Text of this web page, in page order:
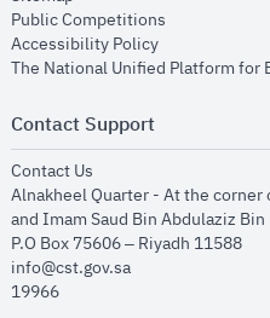
Public Competitions
Accessibility Policyopens in new
The National Unified Platform for
Contact Support
Contact Us
Alnakheel Quarter - At the corner
and Imam Saud Bin Abdulaziz Bin
P.O Box 75606 – Riyadh 11588
info@cst.gov.sa
19966